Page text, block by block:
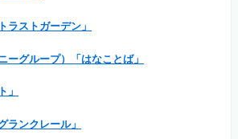
ラストガーデン」
ーグループ）「はなことば」
」
ランクレール」